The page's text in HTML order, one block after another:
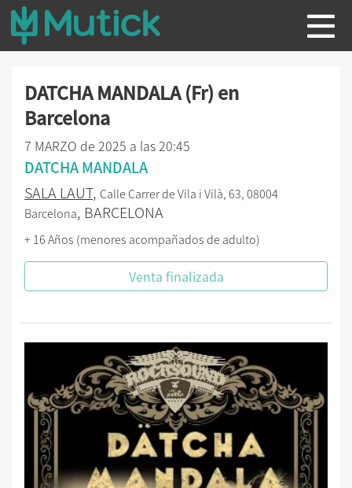
DATCHA MANDALA (Fr) en
Barcelona
7 MARZO de 2025 a las 20:45
DATCHA MANDALA
SALA LAUT, Calle Carrer de Vila i Vilà, 63, 08004
Barcelona, BARCELONA
+ 16 Años (menores acompañados de adulto)
Venta finalizada